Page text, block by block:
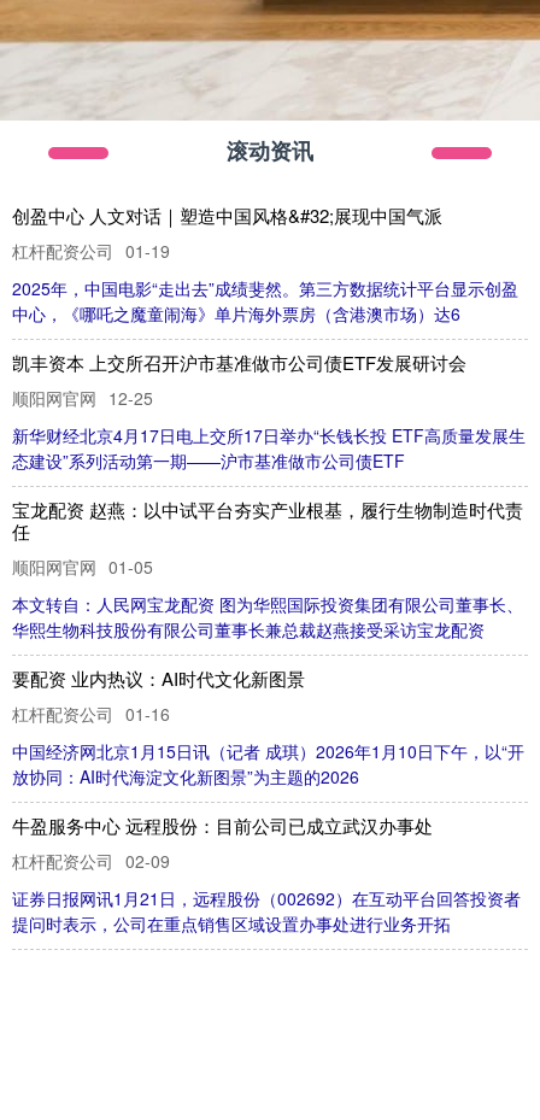
滚动资讯创盈中心 人文对话｜塑造中国风格&#32;展现中国气派
杠杆配资公司
01-19
2
0
2
5
年
，
中
国
电
影
“
走
出
去
”
成
绩
斐
然
。
第
三
方
数
据
统
计
平
台
显
示
创
盈
中
心
，
《
哪
吒
之
魔
童
闹
海
》
单
片
海
外
票
房
（
含
港
澳
市
场
）
达
6凯丰资本 上交所召开沪市基准做市公司债ETF发展研讨会
顺阳网官网
12-25
新
华
财
经
北
京
4
月
1
7
日
电
上
交
所
1
7
日
举
办
“
长
钱
长
投
E
T
F
高
质
量
发
展
生
态
建
设
”
系
列
活
动
第
一
期
—
—
沪
市
基
准
做
市
公
司
债
E
T
F宝
龙
配
资
赵
燕
：
以
中
试
平
台
夯
实
产
业
根
基
，
履
行
生
物
制
造
时
代
责
任
顺阳网官网
01-05
本
文
转
自
：
人
民
网
宝
龙
配
资
图
为
华
熙
国
际
投
资
集
团
有
限
公
司
董
事
长
、
华
熙
生
物
科
技
股
份
有
限
公
司
董
事
长
兼
总
裁
赵
燕
接
受
采
访
宝
龙
配
资要配资 业内热议：AI时代文化新图景
杠杆配资公司
01-16
中
国
经
济
网
北
京
1
月
1
5
日
讯
（
记
者
成
琪
）
2
0
2
6
年
1
月
1
0
日
下
午
，
以
“
开
放
协
同
：
A
I
时
代
海
淀
文
化
新
图
景
”
为
主
题
的
2
0
2
6牛盈服务中心 远程股份：目前公司已成立武汉办事处
杠杆配资公司
02-09
证
券
日
报
网
讯
1
月
2
1
日
，
远
程
股
份
（
0
0
2
6
9
2
）
在
互
动
平
台
回
答
投
资
者
提
问
时
表
示
，
公
司
在
重
点
销
售
区
域
设
置
办
事
处
进
行
业
务
开
拓